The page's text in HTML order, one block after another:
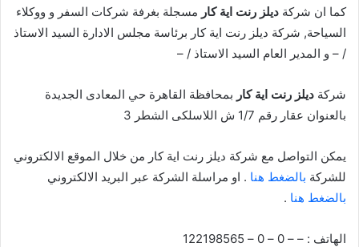
كما ان شركة ديلز رنت اية كار مسجلة بغرفة شركات السفر و ووكلاء
السياحة, شركة ديلز رنت اية كار برئاسة مجلس الادارة السيد الاستاذ
/ – و المدير العام السيد الاستاذ / –
شركة ديلز رنت اية كار بمحافظة القاهرة حي المعادى الجديدة
بالعنوان عقار رقم 1/7 ش اللاسلكى الشطر 3
يمكن التواصل مع شركة ديلز رنت اية كار من خلال الموقع الالكتروني
للشركة بالضغط هنا . او مراسلة الشركة عبر البريد الالكتروني
بالضغط هنا .
الهاتف : – – 0 – 0 – 122198565